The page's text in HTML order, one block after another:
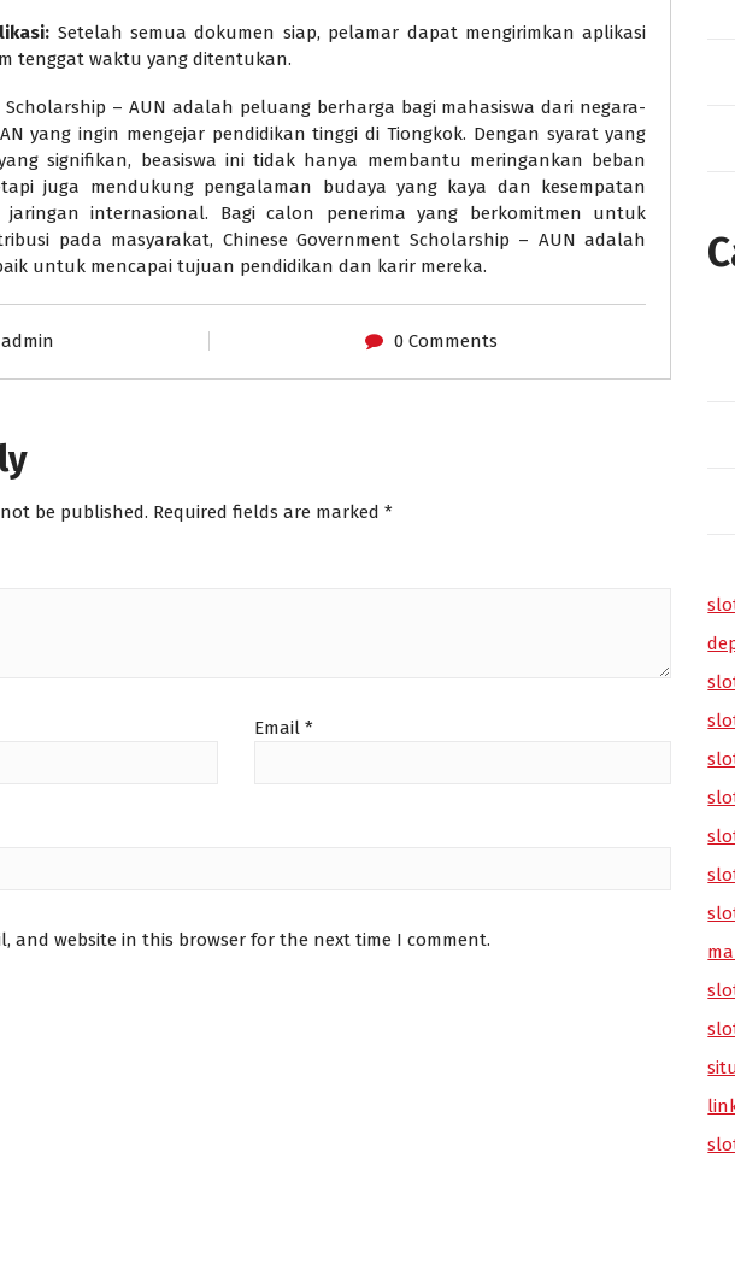
Setelah semua dokumen siap, pelamar dapat mengirimkan aplikasi
tenggat waktu yang ditentukan.
Scholarship – AUN adalah peluang berharga bagi mahasiswa dari negara-
yang ingin mengejar pendidikan tinggi di Tiongkok. Dengan syarat yang
signifikan, beasiswa ini tidak hanya membantu meringankan beban
juga mendukung pengalaman budaya yang kaya dan kesempatan
internasional. Bagi calon penerima yang berkomitmen untuk
pada masyarakat, Chinese Government Scholarship – AUN adalah
untuk mencapai tujuan pendidikan dan karir mereka.
admin 0 Comments
be published. Required fields are marked *
Email *
and website in this browser for the next time I comment.